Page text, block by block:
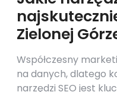
Zielonej
Współczesny
na danych, dlatego
narzędzi SEO jest